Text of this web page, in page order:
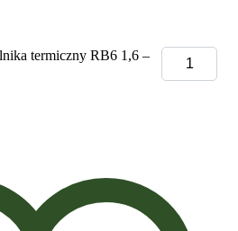
termiczny RB6 1,6 –